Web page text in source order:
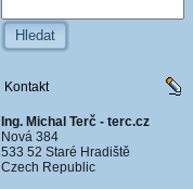
Kontakt
Ing. Michal Terč - terc.cz
Nová 384
533 52 Staré Hradiště
Czech Republic